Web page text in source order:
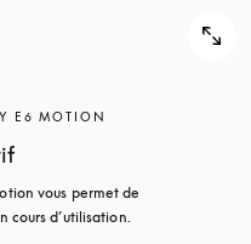
E6 MOTION
vous permet de
cours d’utilisation.